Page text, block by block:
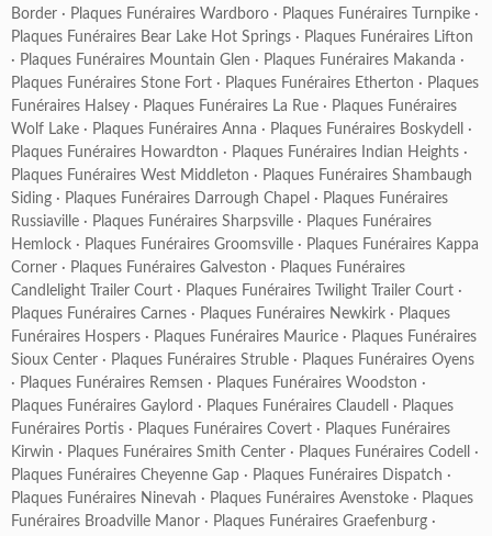
Border · Plaques Funéraires Wardboro · Plaques Funéraires Turnpike ·
Plaques Funéraires Bear Lake Hot Springs · Plaques Funéraires Lifton
· Plaques Funéraires Mountain Glen · Plaques Funéraires Makanda ·
Plaques Funéraires Stone Fort · Plaques Funéraires Etherton · Plaques
Funéraires Halsey · Plaques Funéraires La Rue · Plaques Funéraires
Wolf Lake · Plaques Funéraires Anna · Plaques Funéraires Boskydell
·
Plaques Funéraires Howardton · Plaques Funéraires Indian Heights ·
Plaques Funéraires West Middleton · Plaques Funéraires Shambaugh
Siding · Plaques Funéraires Darrough Chapel · Plaques Funéraires
Russiaville · Plaques Funéraires Sharpsville · Plaques Funéraires
Hemlock · Plaques Funéraires Groomsville · Plaques Funéraires Kappa
Corner · Plaques Funéraires Galveston · Plaques Funéraires
Candlelight Trailer Court · Plaques Funéraires Twilight Trailer Court ·
Plaques Funéraires Carnes · Plaques Funéraires Newkirk · Plaques
Funéraires Hospers · Plaques Funéraires Maurice · Plaques Funéraires
Sioux Center · Plaques Funéraires Struble · Plaques Funéraires Oyens
· Plaques Funéraires Remsen · Plaques Funéraires Woodston ·
Plaques Funéraires Gaylord · Plaques Funéraires Claudell · Plaques
Funéraires Portis · Plaques Funéraires Covert · Plaques Funéraires
Kirwin · Plaques Funéraires Smith Center · Plaques Funéraires Codell
·
Plaques Funéraires Cheyenne Gap · Plaques Funéraires Dispatch ·
Plaques Funéraires Ninevah · Plaques Funéraires Avenstoke · Plaques
Funéraires Broadville Manor · Plaques Funéraires Graefenburg ·